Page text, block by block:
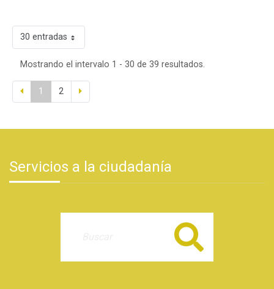
30 entradas
Mostrando el intervalo 1 - 30 de 39 resultados.
1 2
Servicios a la ciudadanía
Buscar